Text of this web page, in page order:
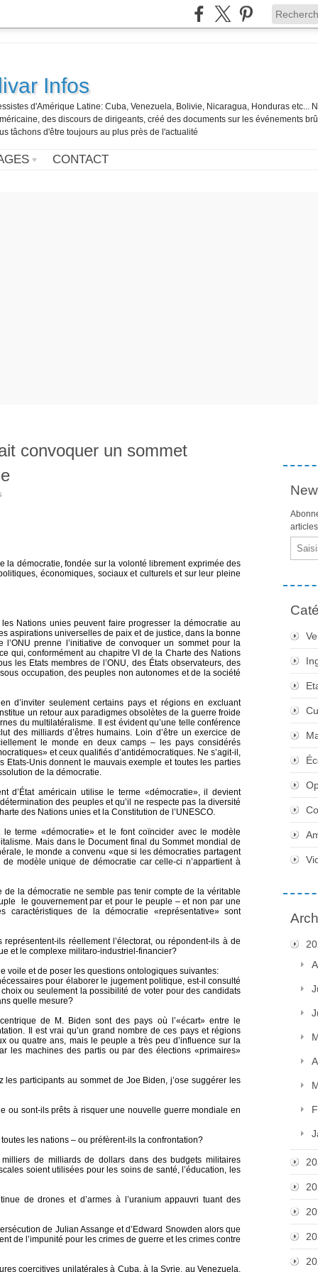
Infos
d'Amérique Latine: Cuba, Venezuela, Bolivie, Nicaragua, Honduras etc...
des discours de dirigeants, créé des documents sur les événements
tâchons d'être toujours au plus près de l'actualité
CONTACT
convoquer un sommet
la démocratie, fondée sur la volonté librement exprimée des
économiques, sociaux et culturels et sur leur pleine
Nations unies peuvent faire progresser la démocratie au
aspirations universelles de paix et de justice, dans la bonne
prenne l’initiative de convoquer un sommet pour la
qui, conformément au chapitre VI de la Charte des Nations
les Etats membres de l’ONU, des États observateurs, des
occupation, des peuples non autonomes et de la société
seulement certains pays et régions en excluant
un retour aux paradigmes obsolètes de la guerre froide
du multilatéralisme. Il est évident qu’une telle conférence
des milliards d’êtres humains. Loin d’être un exercice de
le monde en deux camps – les pays considérés
et ceux qualifiés d’antidémocratiques. Ne s’agit-il,
Etats-Unis donnent le mauvais exemple et toutes les parties
de la démocratie.
d’État américain utilise le terme «démocratie», il devient
des peuples et qu’il ne respecte pas la diversité
des Nations unies et la Constitution de l’UNESCO.
terme «démocratie» et le font coïncider avec le modèle
Mais dans le Document final du Sommet mondial de
le monde a convenu «que si les démocraties partagent
modèle unique de démocratie car celle-ci n’appartient à
la démocratie ne semble pas tenir compte de la véritable
le gouvernement par et pour le peuple – et non par une
de la démocratie «représentative» sont
ils réellement l’électorat, ou répondent-ils à de
et le complexe militaro-industriel-financier?
voile et de poser les questions ontologiques suivantes:
pour élaborer le jugement politique, est-il consulté
ou seulement la possibilité de voter pour des candidats
quelle mesure?
de M. Biden sont des pays où l’«écart» entre le
Il est vrai qu’un grand nombre de ces pays et régions
ou quatre ans, mais le peuple a très peu d’influence sur la
les machines des partis ou par des élections «primaires»
participants au sommet de Joe Biden, j’ose suggérer les
sont-ils prêts à risquer une nouvelle guerre mondiale en
les nations – ou préfèrent-ils la confrontation?
de milliards de dollars dans des budgets militaires
soient utilisées pour les soins de santé, l’éducation, les
de drones et d’armes à l’uranium appauvri tuant des
de Julian Assange et d’Edward Snowden alors que
de l’impunité pour les crimes de guerre et les crimes contre
coercitives unilatérales à Cuba, à la Syrie, au Venezuela,
Email